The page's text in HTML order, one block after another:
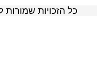
כל הזכויות שמורות